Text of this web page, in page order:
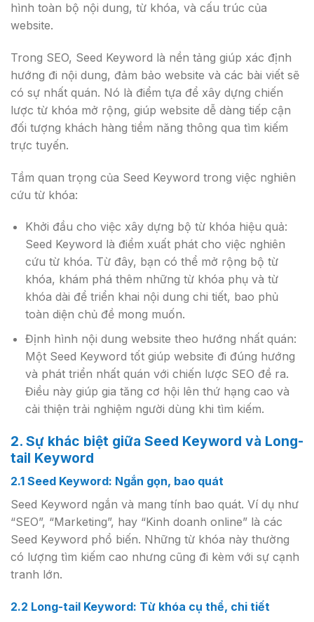
hình toàn bộ nội dung, từ khóa, và cấu trúc của
website.
Trong SEO, Seed Keyword là nền tảng giúp xác định
hướng đi nội dung, đảm bảo website và các bài viết sẽ
có sự nhất quán. Nó là điểm tựa để xây dựng chiến
lược từ khóa mở rộng, giúp website dễ dàng tiếp cận
đối tượng khách hàng tiềm năng thông qua tìm kiếm
trực tuyến.
Tầm quan trọng của Seed Keyword trong việc nghiên
cứu từ khóa:
Khởi đầu cho việc xây dựng bộ từ khóa hiệu quả:
Seed Keyword là điểm xuất phát cho việc nghiên
cứu từ khóa. Từ đây, bạn có thể mở rộng bộ từ
khóa, khám phá thêm những từ khóa phụ và từ
khóa dài để triển khai nội dung chi tiết, bao phủ
toàn diện chủ đề mong muốn.
Định hình nội dung website theo hướng nhất quán:
Một Seed Keyword tốt giúp website đi đúng hướng
và phát triển nhất quán với chiến lược SEO đề ra.
Điều này giúp gia tăng cơ hội lên thứ hạng cao và
cải thiện trải nghiệm người dùng khi tìm kiếm.
2. Sự khác biệt giữa Seed Keyword và Long-
tail Keyword
2.1 Seed Keyword: Ngắn gọn, bao quát
Seed Keyword ngắn và mang tính bao quát. Ví dụ như
“SEO”, “Marketing”, hay “Kinh doanh online” là các
Seed Keyword phổ biến. Những từ khóa này thường
có lượng tìm kiếm cao nhưng cũng đi kèm với sự cạnh
tranh lớn.
2.2 Long-tail Keyword: Từ khóa cụ thể, chi tiết